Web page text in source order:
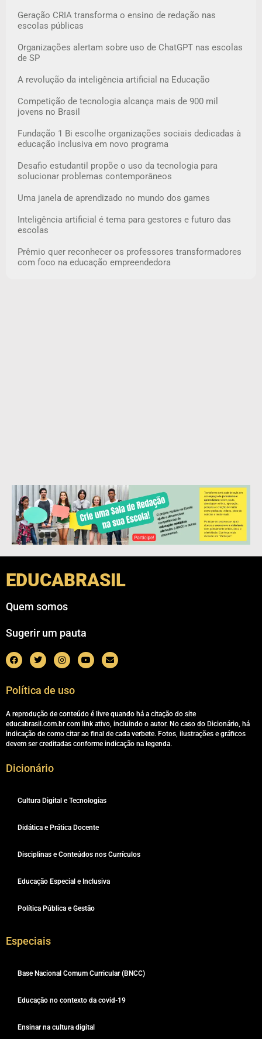
Geração CRIA transforma o ensino de redação nas
escolas públicas
Organizações alertam sobre uso de ChatGPT nas escolas
de SP
A revolução da inteligência artificial na Educação
Competição de tecnologia alcança mais de 900 mil
jovens no Brasil
Fundação 1 Bi escolhe organizações sociais dedicadas à
educação inclusiva em novo programa
Desafio estudantil propõe o uso da tecnologia para
solucionar problemas contemporâneos
Uma janela de aprendizado no mundo dos games
Inteligência artificial é tema para gestores e futuro das
escolas
Prêmio quer reconhecer os professores transformadores
com foco na educação empreendedora
EDUCABRASIL
Quem somos
Sugerir um pauta
Política de uso
A reprodução de conteúdo é livre quando há a citação do site
educabrasil.com.br com link ativo, incluindo o autor. No caso do Dicionário, há
indicação de como citar ao final de cada verbete. Fotos, ilustrações e gráficos
devem ser creditadas conforme indicação na legenda.
Dicionário
Cultura Digital e Tecnologias
Didática e Prática Docente
Disciplinas e Conteúdos nos Currículos
Educação Especial e Inclusiva
Política Pública e Gestão
Especiais
Base Nacional Comum Curricular (BNCC)
Educação no contexto da covid-19
Ensinar na cultura digital